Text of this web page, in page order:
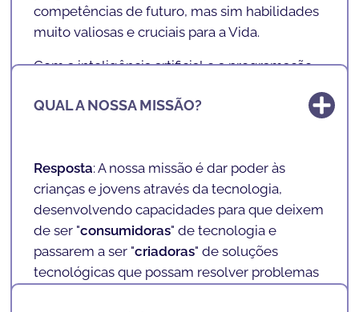
competências de futuro, mas sim habilidades
muito valiosas e cruciais para a Vida.
Com a inteligência artificial e a programação,
problemas, matemática, inglês, concentração,
transversais.
Assim ao fundar aSHARKCODERS , Andreas
juntou o seu conhecimento em programação
com o desejo de permitir que a mesma
pudesse chegar às crianças, em qualquer
parte do mundo.
QUAL A NOSSA MISSÃO?
Resposta: A nossa missão é dar poder às
crianças e jovens através da tecnologia,
desenvolvendo capacidades para que deixem
de ser "consumidoras" de tecnologia e
passarem a ser "criadoras" de soluções
tecnológicas que possam resolver problemas